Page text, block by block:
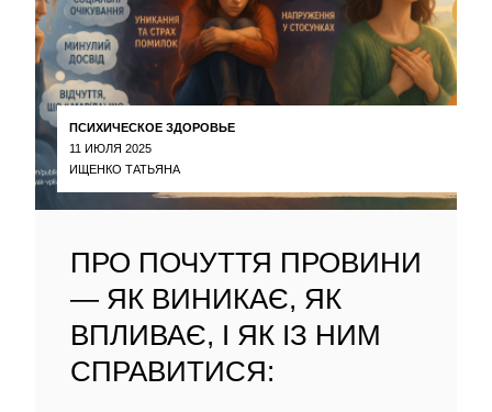
ПСИХИЧЕСКОЕ ЗДОРОВЬЕ
11 ИЮЛЯ 2025
ИЩЕНКО ТАТЬЯНА
ПРО ПОЧУТТЯ ПРОВИНИ
— ЯК ВИНИКАЄ, ЯК
ВПЛИВАЄ, І ЯК ІЗ НИМ
СПРАВИТИСЯ: